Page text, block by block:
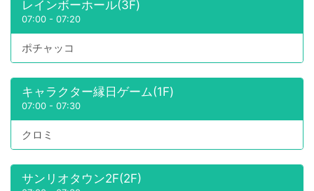
レインボーホール(3F)
07:00 - 07:20
ポチャッコ
キャラクター縁日ゲーム(1F)
07:00 - 07:30
クロミ
サンリオタウン2F(2F)